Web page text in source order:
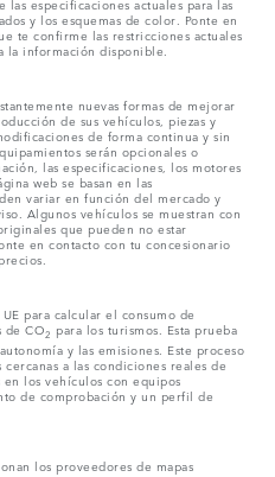
y los esquemas de color. Ponte en
te confirme las restricciones actuales
la información disponible.
nuevas formas de mejorar
de sus vehículos, piezas y
de forma continua y sin
serán opcionales o
las especificaciones, los motores
web se basan en las
variar en función del mercado y
Algunos vehículos se muestran con
que pueden no estar
en contacto con tu concesionario
para calcular el consumo de
de CO2 para los turismos. Esta prueba
y las emisiones. Este proceso
a las condiciones reales de
los vehículos con equipos
de comprobación y un perfil de
los proveedores de mapas